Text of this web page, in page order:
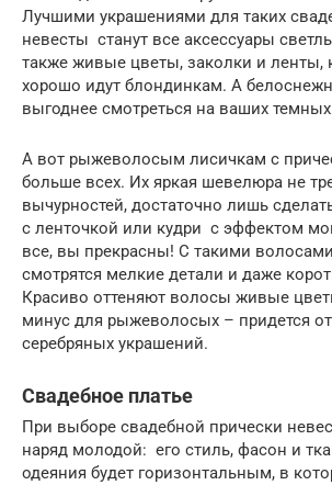
Лучшими украшениями для таких
невесты станут все аксессуары
также живые цветы, заколки и ленты,
хорошо идут блондинкам. А
выгоднее смотреться на ваших
А вот рыжеволосым лисичкам с
больше всех. Их яркая шевелюра не
вычурностей, достаточно лишь
с ленточкой или кудри с эффектом
все, вы прекрасны! С такими
смотрятся мелкие детали и даже
Красиво оттеняют волосы живые
минус для рыжеволосых – придется
серебряных украшений.
Свадебное платье
При выборе свадебной прически
наряд молодой: его стиль, фасон и
одеяния будет горизонтальным, в